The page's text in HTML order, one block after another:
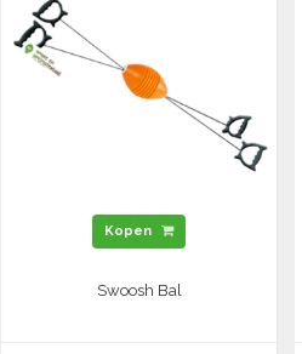
Kopen
Swoosh Bal